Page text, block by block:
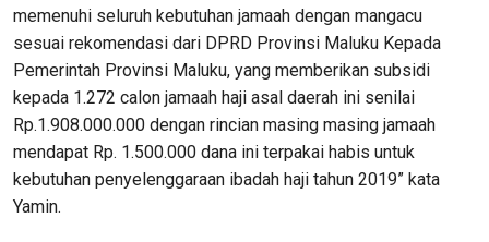
memenuhi seluruh kebutuhan jamaah dengan mangacu
sesuai rekomendasi dari DPRD Provinsi Maluku Kepada
Pemerintah Provinsi Maluku, yang memberikan subsidi
kepada 1.272 calon jamaah haji asal daerah ini senilai
Rp.1.908.000.000 dengan rincian masing masing jamaah
mendapat Rp. 1.500.000 dana ini terpakai habis untuk
kebutuhan penyelenggaraan ibadah haji tahun 2019” kata
Yamin.